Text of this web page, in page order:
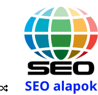
content
SEO alapok